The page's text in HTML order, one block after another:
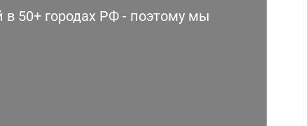
50+ городах РФ - поэтому мы